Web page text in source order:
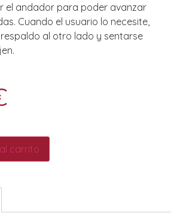
el andador para poder avanzar
Cuando el usuario lo necesite,
al otro lado y sentarse
carrito